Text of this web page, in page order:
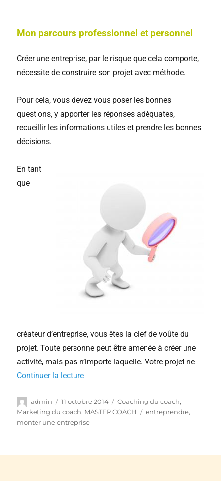
Mon parcours professionnel et personnel
Créer une entreprise, par le risque que cela comporte,
nécessite de construire son projet avec méthode.
Pour cela, vous devez vous poser les bonnes
questions, y apporter les réponses adéquates,
recueillir les informations utiles et prendre les bonnes
décisions.
En tant
que
créateur d’entreprise, vous êtes la clef de voûte du
projet. Toute personne peut être amenée à créer une
activité, mais pas n’importe laquelle. Votre projet ne
Continuer la lecture
admin 11 octobre 2014 Coaching du coach,
Marketing du coach, MASTER COACH entreprendre,
monter une entreprise